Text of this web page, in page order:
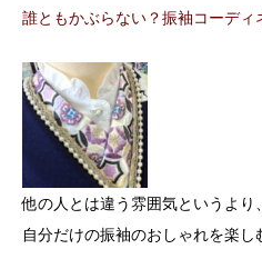
誰ともかぶらない？振袖コーディ
他の人とは違う雰囲気というより、
自分だけの振袖のおしゃれを楽し